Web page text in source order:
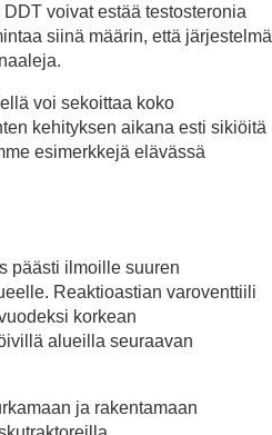
voivat estää testosteronia
siinä määrin, että järjestelmä
voi sekoittaa koko
kehityksen aikana esti sikiöitä
esimerkkejä elävässä
päästi ilmoille suuren
Reaktioastian varoventtiili
korkean
alueilla seuraavan
ja rakentamaan